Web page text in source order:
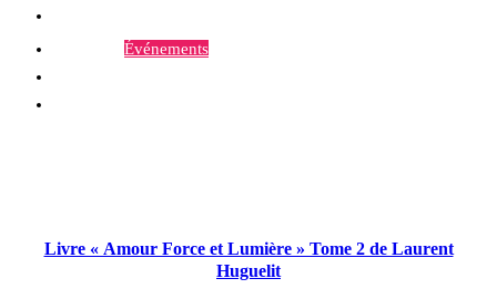
Événements
Livre « Amour Force et Lumière » Tome 2 de Laurent
Huguelit